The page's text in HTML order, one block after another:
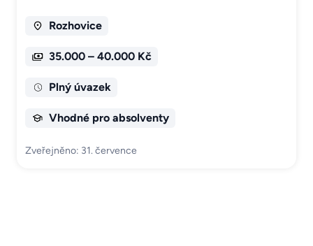
Rozhovice
35.000 – 40.000 Kč
Plný úvazek
Vhodné pro absolventy
Zveřejněno: 31. července